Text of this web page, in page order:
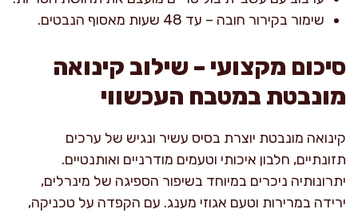
שימור בקירור חובה – עד 48 שעות מאסוף הנבטים.
סיכום מקצועי – שילוב קינואה
מונבטת במטבח העכשווי
קינואה מונבטת יוצרת בסיס עשיר ונגיש של ערכים
תזונתיים, חלבון איכותי וטעמים מודרניים ואותנטיים.
יתרונותיה ניכרים במיוחד בשיפור הספיגה של מינרלים,
ירידה במרירות וטעם אגוזי מענג. עם הקפדה על טכניקה,